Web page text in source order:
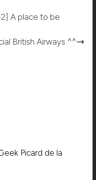
A place to be
British Airways ^^
Picard de la